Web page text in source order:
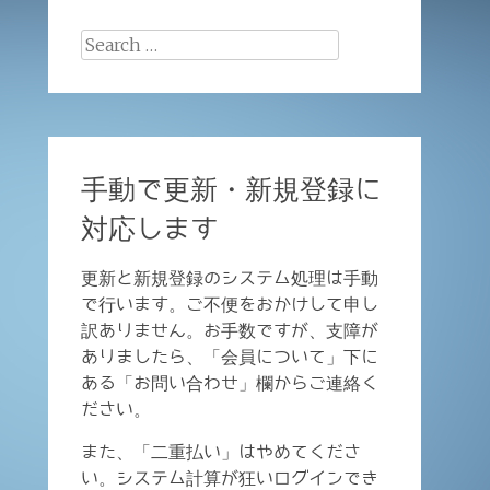
Search
手動で更新・新規登録に
対応します
更新と新規登録のシステム処理は手動
で行います。ご不便をおかけして申し
訳ありません。お手数ですが、支障が
ありましたら、「会員について」下に
ある「お問い合わせ」欄からご連絡く
ださい。
また、「二重払い」はやめてくださ
い。システム計算が狂いログインでき